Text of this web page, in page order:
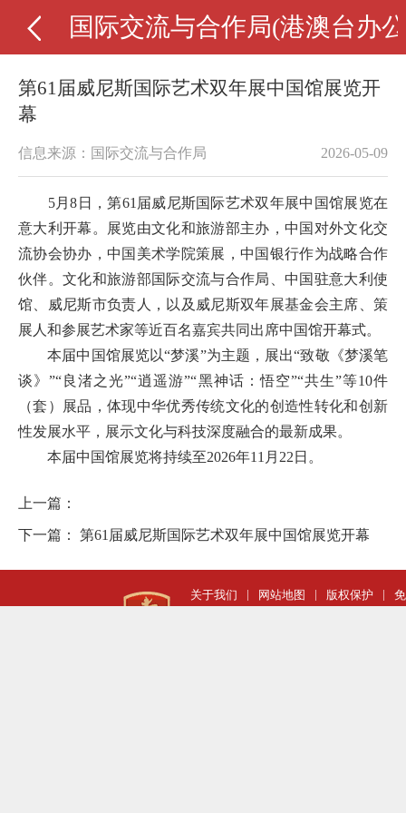
国际交流与合作局(港澳台办
第61届威尼斯国际艺术双年展中国馆展览开
幕
信息来源：国际交流与合作局 2026-05-09
5月8日，第61届威尼斯国际艺术双年展中国馆展览在
意大利开幕。展览由文化和旅游部主办，中国对外文化交
流协会协办，中国美术学院策展，中国银行作为战略合作
伙伴。文化和旅游部国际交流与合作局、中国驻意大利使
馆、威尼斯市负责人，以及威尼斯双年展基金会主席、策
展人和参展艺术家等近百名嘉宾共同出席中国馆开幕式。
本届中国馆展览以“梦溪”为主题，展出“致敬《梦溪笔
谈》”“良渚之光”“逍遥游”“黑神话：悟空”“共生”等10件
（套）展品，体现中华优秀传统文化的创造性转化和创新
性发展水平，展示文化与科技深度融合的最新成果。
本届中国馆展览将持续至2026年11月22日。
上一篇：
下一篇： 第61届威尼斯国际艺术双年展中国馆展览开幕